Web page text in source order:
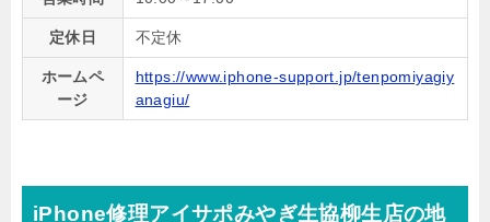
定休日 不定休
ホームペ
ージ
https://www.iphone-support.jp/tenpomiyagiy
anagiu/
iPhone修理アイサポみやぎ生協柳生店の地